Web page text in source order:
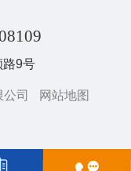
路9号
司 网站地图